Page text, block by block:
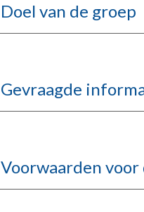
Doel van de groep
Gevraagde
Voorwaarden voor